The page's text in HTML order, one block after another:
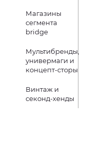
Магазины
сегмента
bridge
Мультибренды,
универмаги и
концепт-сторы
Винтаж и
секонд-хенды